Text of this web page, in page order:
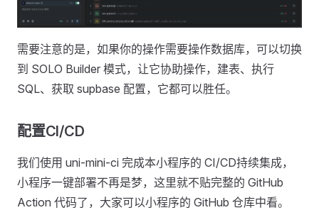
需要注意的是，如果你的操作需要操作数据库，可以切换
到 SOLO Builder 模式，让它协助操作，建表、执行
SQL、获取 supbase 配置，它都可以胜任。
配置CI/CD
我们使用 uni-mini-ci 完成本小程序的 CI/CD持续集成，
小程序一键部署不再是梦，这里就不贴完整的 GitHub
Action 代码了，大家可以小程序的 GitHub 仓库中看。